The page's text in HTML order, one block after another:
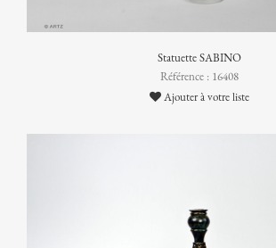
Statuette SABINO
Référence : 16408
Ajouter à votre liste